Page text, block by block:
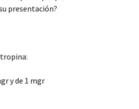
presentación?
y de 1 mgr